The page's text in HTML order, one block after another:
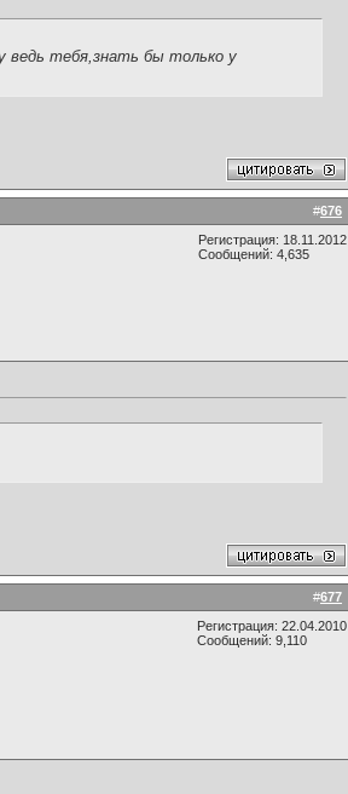
ведь тебя,знать бы только у
#676
Регистрация: 18.11.2012
Сообщений: 4,635
#677
Регистрация: 22.04.2010
Сообщений: 9,110